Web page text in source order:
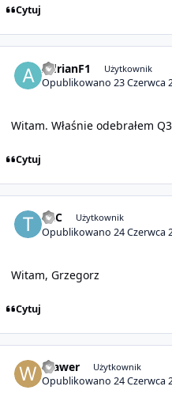
Cytuj
AdrianF1 Użytkownik
Opublikowano23 Czerwca
Witam. Właśnie odebrałem
Cytuj
TAC Użytkownik
Opublikowano24 Czerwca
Witam, Grzegorz
Cytuj
Wawer Użytkownik
Opublikowano24 Czerwca